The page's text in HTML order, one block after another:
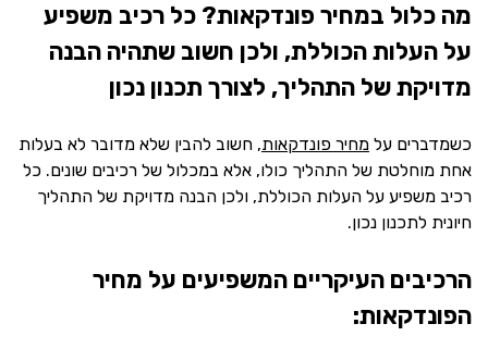
מה כלול במחיר פונדקאות? כל רכיב משפיע
על העלות הכוללת, ולכן חשוב שתהיה הבנה
מדויקת של התהליך, לצורך תכנון נכון
כשמדברים על מחיר פונדקאות, חשוב להבין שלא מדובר לא בעלות
אחת מוחלטת של התהליך כולו, אלא במכלול של רכיבים שונים. כל
רכיב משפיע על העלות הכוללת, ולכן הבנה מדויקת של התהליך
חיונית לתכנון נכון.
הרכיבים העיקריים המשפיעים על מחיר
הפונדקאות: